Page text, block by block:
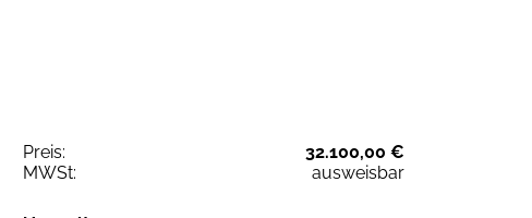
Preis:
32.100,00 €
MWSt:
ausweisbar